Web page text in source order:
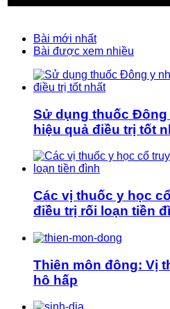
Bài mới nhất
Bài được xem nhiều
Sử dụng thuốc
hiệu quả điều trị tốt
Các vị thuốc y học
điều trị rối loạn tiền
Thiên môn đông: Vị
hô hấp